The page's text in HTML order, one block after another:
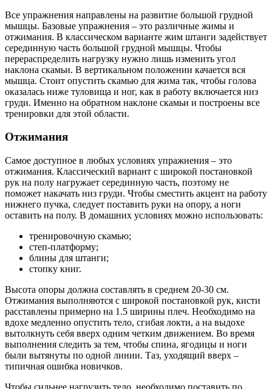
Все упражнения направлены на развитие большой грудной
мышцы. Базовые упражнения – это различные жимы и
отжимания. В классическом варианте жим штанги задействует
серединную часть большой грудной мышцы. Чтобы
перераспределить нагрузку нужно лишь изменить угол
наклона скамьи. В вертикальном положении качается вся
мышца. Стоит опустить скамью для жима так, чтобы голова
оказалась ниже туловища и ног, как в работу включается низ
груди. Именно на обратном наклоне скамьи и построены все
тренировки для этой области.
Отжимания
Самое доступное в любых условиях упражнения – это
отжимания. Классический вариант с широкой постановкой
рук на полу нагружает серединную часть, поэтому не
поможет накачать низ груди. Чтобы сместить акцент на работу
нижнего пучка, следует поставить руки на опору, а ноги
оставить на полу. В домашних условиях можно использовать:
тренировочную скамью;
степ-платформу;
блины для штанги;
стопку книг.
Высота опоры должна составлять в среднем 20-30 см.
Отжимания выполняются с широкой постановкой рук, кисти
расставлены примерно на 1.5 ширины плеч. Необходимо на
вдохе медленно опустить тело, сгибая локти, а на выдохе
вытолкнуть себя вверх одним четким движением. Во время
выполнения следить за тем, чтобы спина, ягодицы и ноги
были вытянуты по одной линии. Таз, уходящий вверх –
типичная ошибка новичков.
Чтобы сильнее нагрузить тело, необходимо поставить по